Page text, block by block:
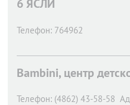
6 ЯСЛИ
Телефон: 764962
Bambini, центр
Телефон: (4862) 43-58-58